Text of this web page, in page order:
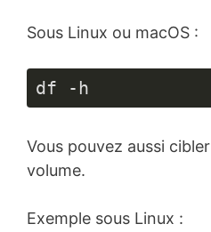
Sous Linux ou macOS :
df -h
Vous pouvez aussi
volume.
Exemple sous Linux :